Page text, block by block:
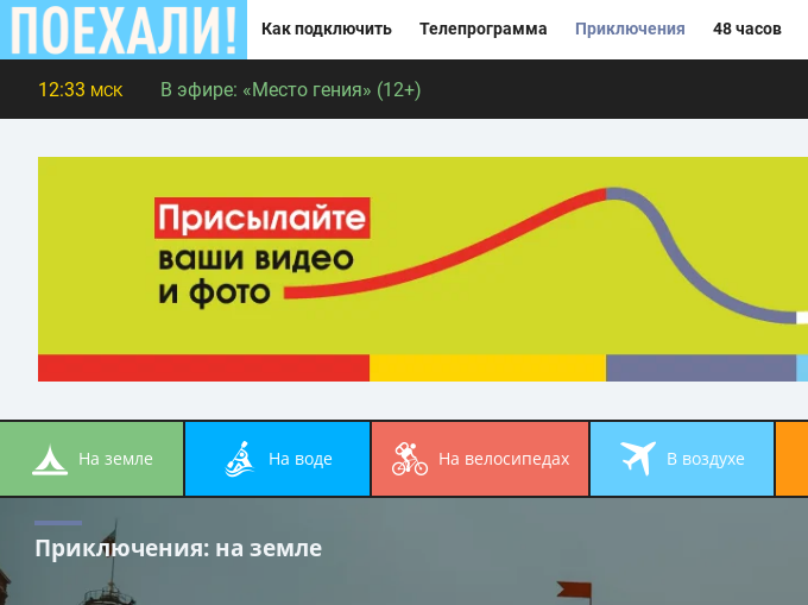
Как подключить Телепрограмма Приключения 48 часов
12:33 МСК В эфире: «Место гения» (12+)
на земле на воде на велосипедах в воздухе
Приключения: на земле